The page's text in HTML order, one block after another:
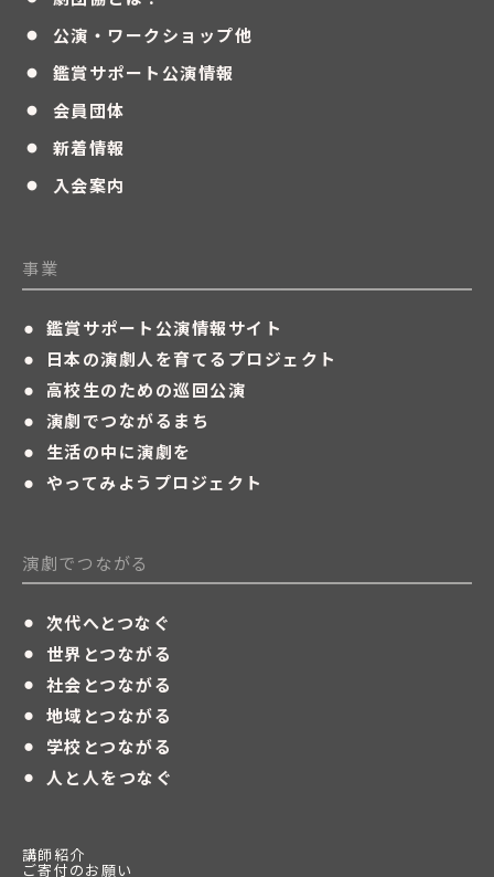
・ 公演・ワークショップ他
・ 鑑賞サポート公演情報
・ 会員団体
・ 新着情報
・ 入会案内
事業
・ 鑑賞サポート公演情報サイト
・ 日本の演劇人を育てるプロジェクト
・ 高校生のための巡回公演
・ 演劇でつながるまち
・ 生活の中に演劇を
・ やってみようプロジェクト
演劇でつながる
・ 次代へとつなぐ
・ 世界とつながる
・ 社会とつながる
・ 地域とつながる
・ 学校とつながる
・ 人と人をつなぐ
講師紹介
ご寄付のお願い